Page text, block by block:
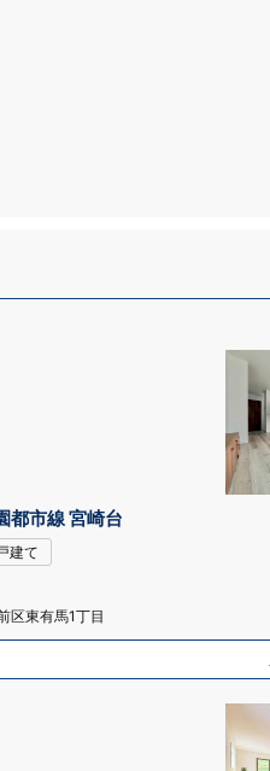
都市線 宮崎台
建て
区東有馬1丁目